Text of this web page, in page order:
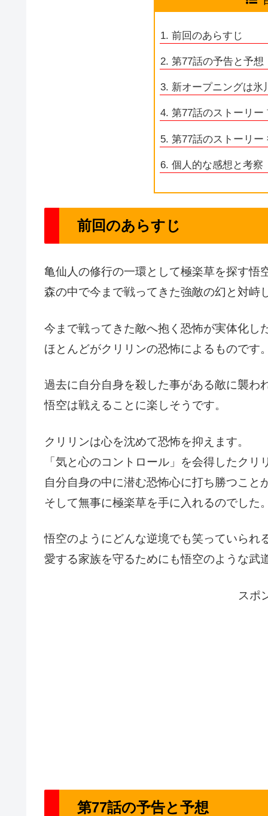
前回のあらすじ
第77話の予告と予想
新オープニングは氷
第77話のストーリー
第77話のストーリー
個人的な感想と考察
前回のあらすじ
亀仙人の修行の一環として極楽草を探す悟
森の中で今まで戦ってきた強敵の幻と対峙
今まで戦ってきた敵へ抱く恐怖が実体化し
ほとんどがクリリンの恐怖によるものです
過去に自分自身を殺した事がある敵に襲わ
悟空は戦えることに楽しそうです。
クリリンは心を沈めて恐怖を抑えます。
「気と心のコントロール」を会得したク
自分自身の中に潜む恐怖心に打ち勝つこと
そして無事に極楽草を手に入れるのでした
悟空のようにどんな逆境でも笑っていられ
愛する家族を守るためにも悟空のような武
スポ
第77話の予告と予想